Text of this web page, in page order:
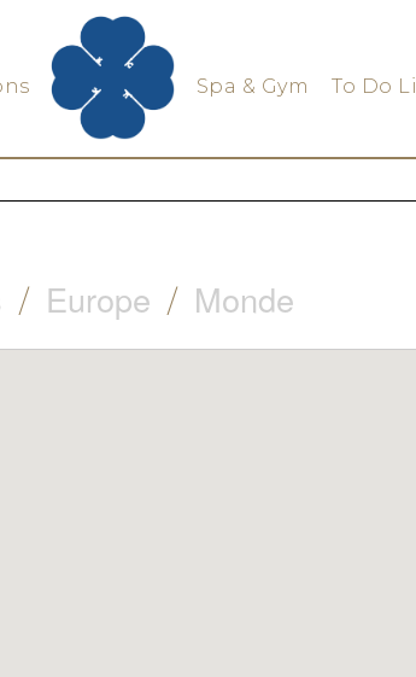
Spa & Gym To Do
/ Europe / Monde